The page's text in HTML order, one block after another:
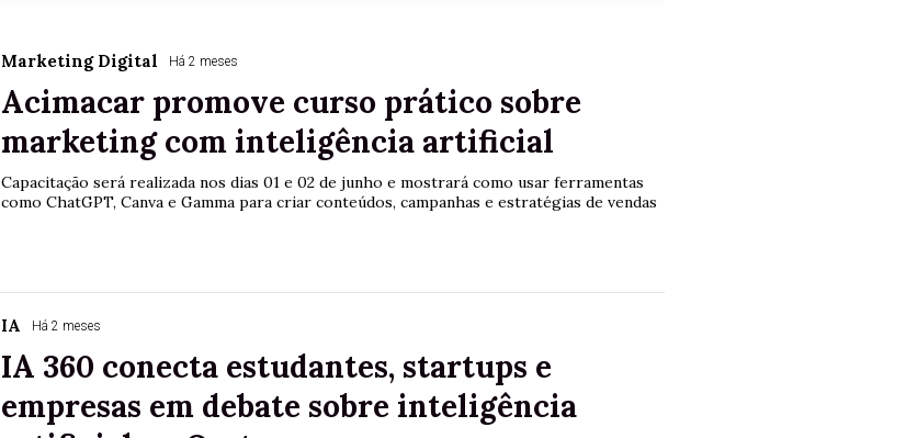
Marketing Digital Há 2 meses
Acimacar promove curso prático sobre
marketing com inteligência artificial
Capacitação será realizada nos dias 01 e 02 de junho e mostrará como usar ferramentas
como ChatGPT, Canva e Gamma para criar conteúdos, campanhas e estratégias de vendas
IA Há 2 meses
IA 360 conecta estudantes, startups e
empresas em debate sobre inteligência